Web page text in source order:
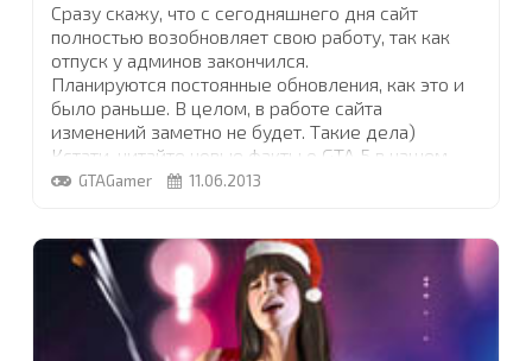
Сразу скажу, что с сегодняшнего дня сайт
полностью возобновляет свою работу, так как
отпуск у админов закончился.
Планируются постоянные обновления, как это и
было раньше. В целом, в работе сайта
изменений заметно не будет. Такие дела)
Кстати, читайте новые факты о GTA 5 в нашем
превью разделе.
GTAGamer 11.06.2013